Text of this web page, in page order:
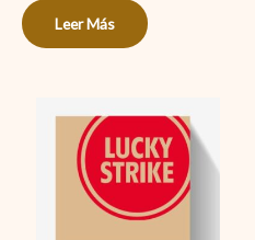
Leer Más
Lucky
Strike
Sin
Aditivos